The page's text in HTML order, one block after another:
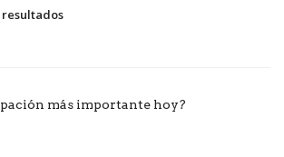
resultados
más importante hoy?